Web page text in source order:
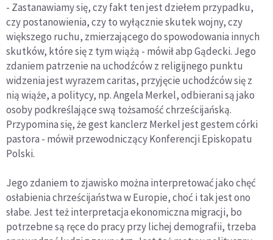
- Zastanawiamy się, czy fakt ten jest dziełem przypadku,
czy postanowienia, czy to wyłącznie skutek wojny, czy
większego ruchu, zmierzającego do spowodowania innych
skutków, które się z tym wiążą - mówił abp Gądecki. Jego
zdaniem patrzenie na uchodźców z religijnego punktu
widzenia jest wyrazem caritas, przyjęcie uchodźców się z
nią wiąże, a politycy, np. Angela Merkel, odbierani są jako
osoby podkreślające swą tożsamość chrześcijańską.
Przypomina się, że gest kanclerz Merkel jest gestem córki
pastora - mówił przewodniczący Konferencji Episkopatu
Polski.
Jego zdaniem to zjawisko można interpretować jako chęć
osłabienia chrześcijaństwa w Europie, choć i tak jest ono
słabe. Jest też interpretacja ekonomiczna migracji, bo
potrzebne są ręce do pracy przy lichej demografii, trzeba